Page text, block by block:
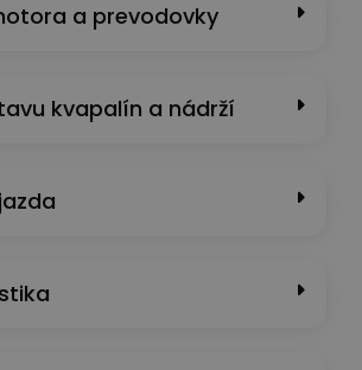
a prevodovky
kvapalín a nádrží